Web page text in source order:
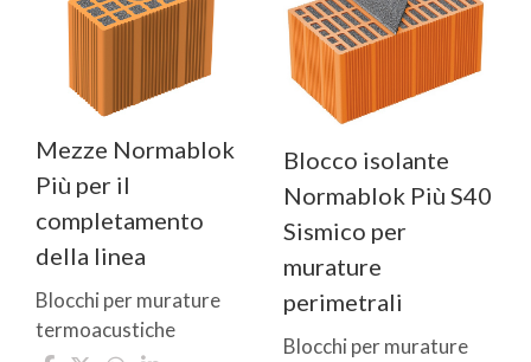
Mezze Normablok
Più per il
completamento
della linea
Blocchi per murature
termoacustiche
Blocco isolante
Normablok Più S40
Sismico per
murature
perimetrali
Blocchi per murature